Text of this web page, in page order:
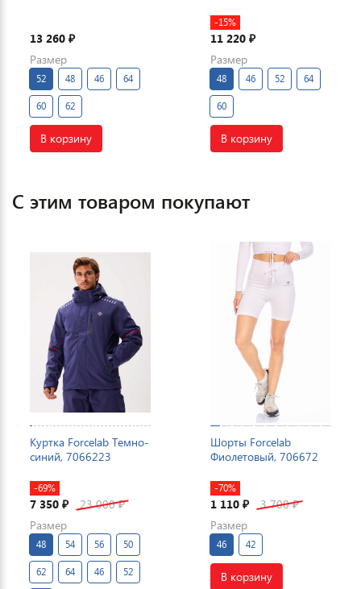
13 260 ₽
Размер
52 48 46 64
60 62
В корзину
-15%
11 220 ₽
Размер
48 46 52 64
60
В корзину
С этим товаром покупают
Куртка Forcelab Темно-
синий, 7066223
-69%
7 350 ₽ 23 000₽
Размер
48 54 56 50
62 64 46 52
Шорты Forcelab
Фиолетовый, 706672
-70%
1 110 ₽ 3 700₽
Размер
46 42
В корзину